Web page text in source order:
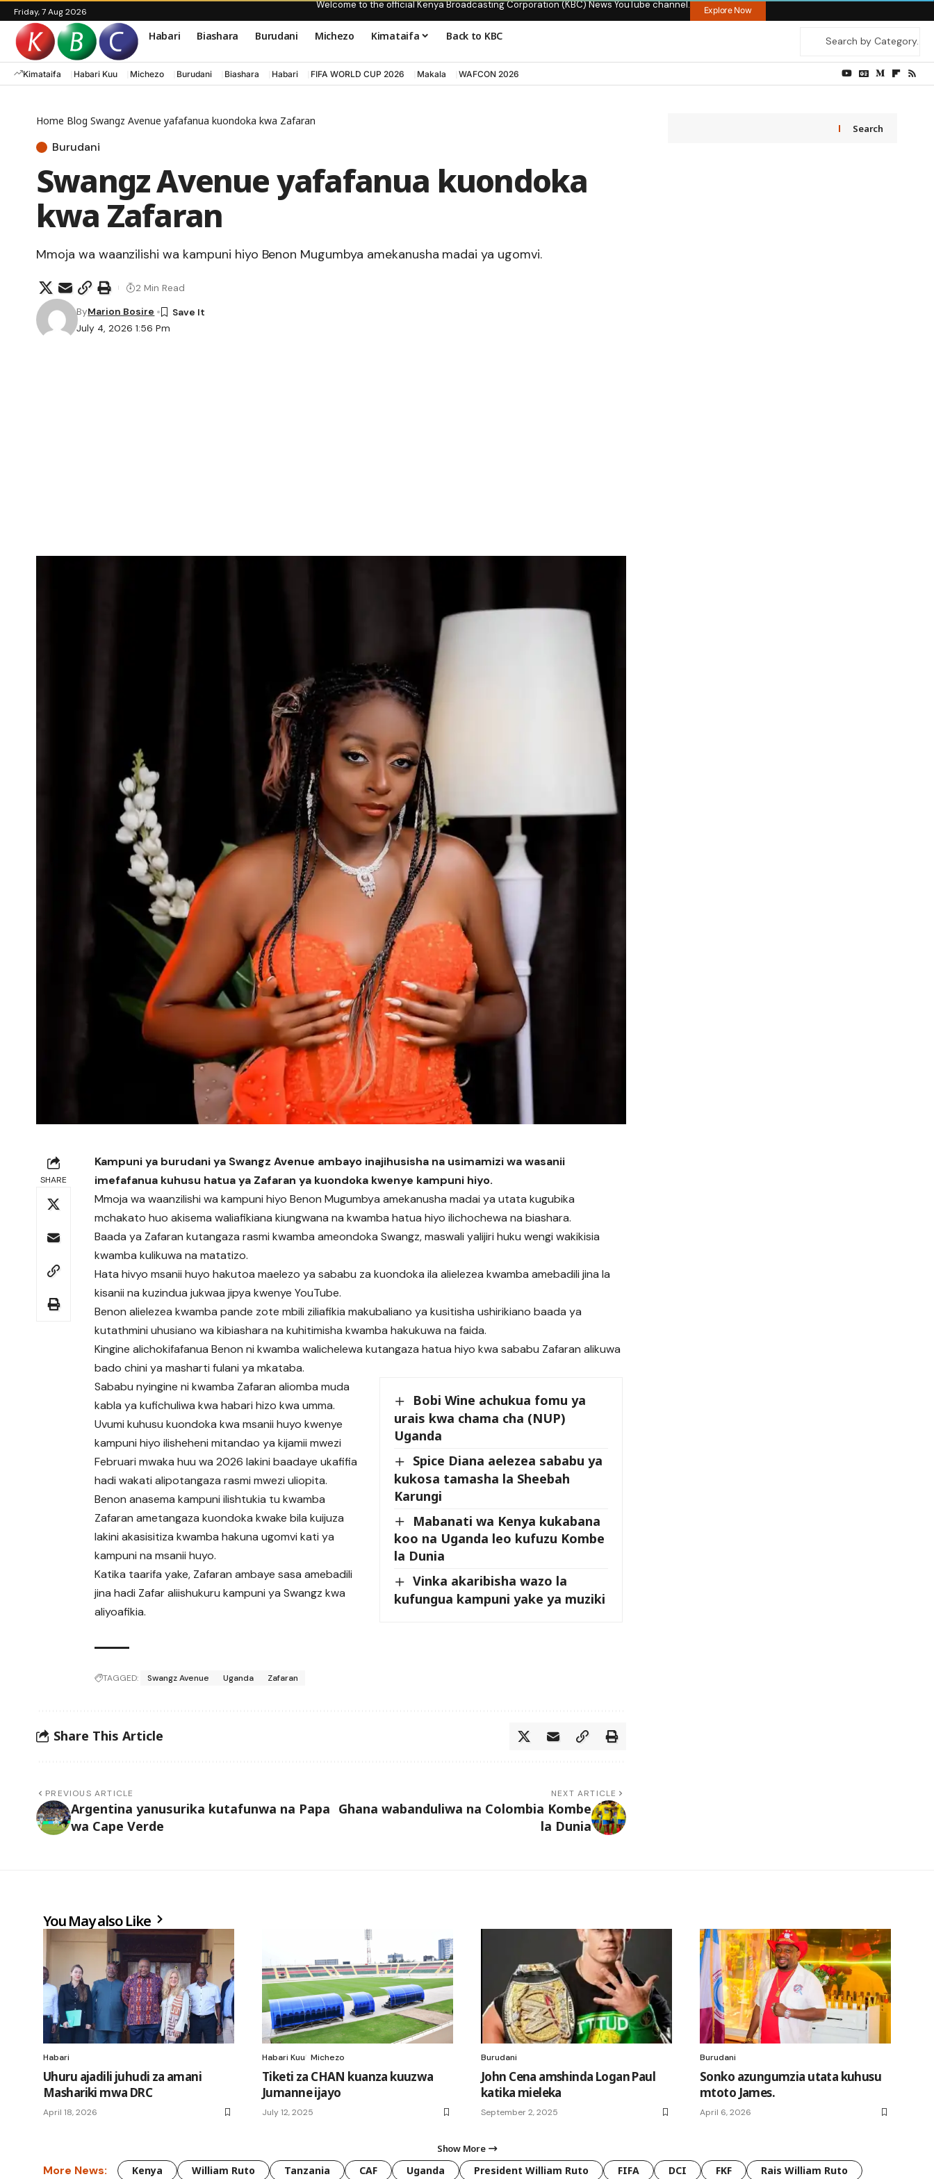
Friday, 7 Aug 2026
Welcome to the official Kenya Broadcasting Corporation (KBC) News YouTube channel. Explore Now
Habari Biashara Burudani Michezo Kimataifa Back to KBC
Kimataifa Habari Kuu Michezo Burudani Biashara Habari FIFA WORLD CUP 2026 Makala WAFCON 2026
Home Blog Swangz Avenue yafafanua kuondoka kwa Zafaran
Burudani
Swangz Avenue yafafanua kuondoka
kwa Zafaran
Mmoja wa waanzilishi wa kampuni hiyo Benon Mugumbya amekanusha madai ya ugomvi.
July 4, 2026 1:56 Pm
ByMarion Bosire
2 Min Read
SHARE
Kampuni ya burudani ya Swangz Avenue ambayo inajihusisha na usimamizi wa wasanii
imefafanua kuhusu hatua ya Zafaran ya kuondoka kwenye kampuni hiyo.
Mmoja wa waanzilishi wa kampuni hiyo Benon Mugumbya amekanusha madai ya utata kugubika
mchakato huo akisema waliafikiana kiungwana na kwamba hatua hiyo ilichochewa na biashara.
Baada ya Zafaran kutangaza rasmi kwamba ameondoka Swangz, maswali yalijiri huku wengi wakikisia
kwamba kulikuwa na matatizo.
Hata hivyo msanii huyo hakutoa maelezo ya sababu za kuondoka ila alielezea kwamba amebadili jina la
kisanii na kuzindua jukwaa jipya kwenye YouTube.
Benon alielezea kwamba pande zote mbili ziliafikia makubaliano ya kusitisha ushirikiano baada ya
kutathmini uhusiano wa kibiashara na kuhitimisha kwamba hakukuwa na faida.
Kingine alichokifafanua Benon ni kwamba walichelewa kutangaza hatua hiyo kwa sababu Zafaran alikuwa
bado chini ya masharti fulani ya mkataba.
Bobi Wine achukua fomu ya
urais kwa chama cha (NUP)
Uganda
Spice Diana aelezea sababu ya
kukosa tamasha la Sheebah
Karungi
Mabanati wa Kenya kukabana
koo na Uganda leo kufuzu Kombe
la Dunia
Vinka akaribisha wazo la
kufungua kampuni yake ya muziki
Sababu nyingine ni kwamba Zafaran aliomba muda
kabla ya kufichuliwa kwa habari hizo kwa umma.
Uvumi kuhusu kuondoka kwa msanii huyo kwenye
kampuni hiyo ilisheheni mitandao ya kijamii mwezi
Februari mwaka huu wa 2026 lakini baadaye ukafifia
hadi wakati alipotangaza rasmi mwezi uliopita.
Benon anasema kampuni ilishtukia tu kwamba
Zafaran ametangaza kuondoka kwake bila kuijuza
lakini akasisitiza kwamba hakuna ugomvi kati ya
kampuni na msanii huyo.
Katika taarifa yake, Zafaran ambaye sasa amebadili
jina hadi Zafar aliishukuru kampuni ya Swangz kwa
aliyoafikia.
TAGGED: Swangz Avenue Uganda Zafaran
Share This Article
PREVIOUS ARTICLE
Argentina yanusurika kutafunwa na Papa
wa Cape Verde
NEXT ARTICLE
Ghana wabanduliwa na Colombia Kombe
la Dunia
Search
You May also Like
Habari
Uhuru ajadili juhudi za amani
Mashariki mwa DRC
April 18, 2026
Habari Kuu Michezo
Tiketi za CHAN kuanza kuuzwa
Jumanne ijayo
July 12, 2025
Burudani
John Cena amshinda Logan Paul
katika mieleka
September 2, 2025
Burudani
Sonko azungumzia utata kuhusu
mtoto James.
April 6, 2026
Show More
More News: Kenya William Ruto Tanzania CAF Uganda President William Ruto FIFA DCI FKF Rais William Ruto